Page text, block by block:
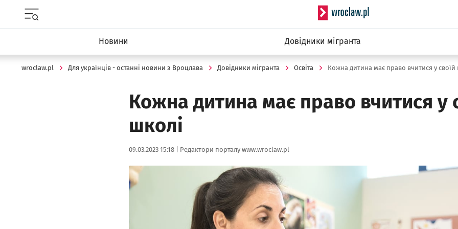
Serwis informacyjny
Новини Довідники мігранта
wroclaw.pl Для українців - останні новини з Вроцлава Довідники мігранта Освіта Кожна дитина має право вчитися у своїй
Кожна дитина має право вчитися у
школі
Data publikacji:
09.03.2023 15:18 | Autor:
Редактори порталу www.wroclaw.pl
Kliknij, aby powiększyć